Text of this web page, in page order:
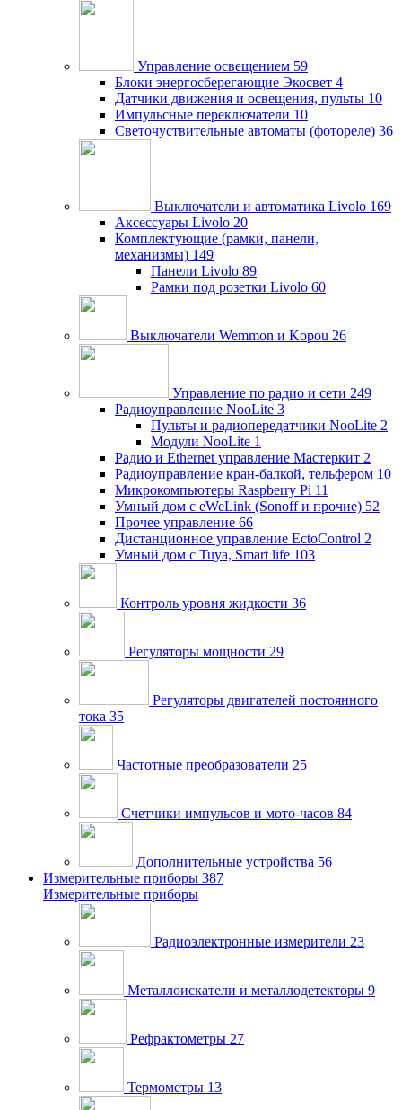
Управление освещением 59
Блоки энергосберегающие Экосвет 4
Датчики движения и освещения, пульты 10
Импульсные переключатели 10
Светочуствительные автоматы (фотореле) 36
Выключатели и автоматика Livolo 169
Аксессуары Livolo 20
Комплектующие (рамки, панели,
механизмы) 149
Панели Livolo 89
Рамки под розетки Livolo 60
Выключатели Wemmon и Kopou 26
Управление по радио и сети 249
Радиоуправление NooLite 3
Пульты и радиопередатчики NooLite 2
Модули NooLite 1
Радио и Ethernet управление Мастеркит 2
Радиоуправление кран-балкой, тельфером 10
Микрокомпьютеры Raspberry Pi 11
Умный дом c eWeLink (Sonoff и прочие) 52
Прочее управление 66
Дистанционное управление EctoControl 2
Умный дом с Tuya, Smart life 103
Контроль уровня жидкости 36
Регуляторы мощности 29
Регуляторы двигателей постоянного
тока 35
Частотные преобразователи 25
Счетчики импульсов и мото-часов 84
Дополнительные устройства 56
Измерительные приборы 387
Измерительные приборы
Радиоэлектронные измерители 23
Металлоискатели и металлодетекторы 9
Рефрактометры 27
Термометры 13